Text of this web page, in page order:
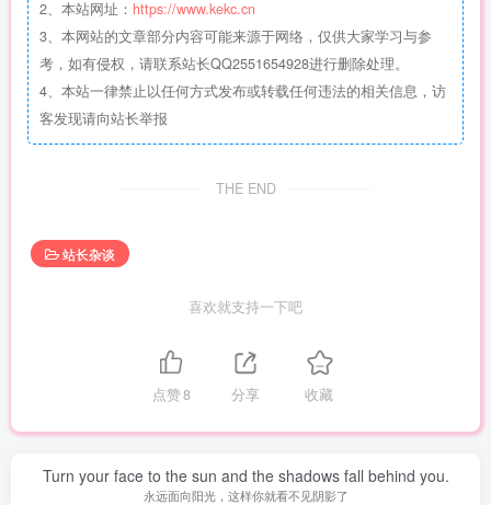
2、本站网址： https://www.kekc.cn
3、本网站的文章部分内容可能来源于网络，仅供大家学习与参
考，如有侵权，请联系站长QQ2551654928进行删除处理。
4、本站一律禁止以任何方式发布或转载任何违法的相关信息，访
客发现请向站长举报
THE END
站长杂谈
喜欢就支持一下吧
点赞8 分享 收藏
Turn your face to the sun and the shadows fall behind you.
永远面向阳光，这样你就看不见阴影了